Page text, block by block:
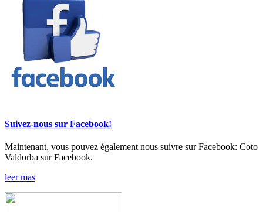
Suivez-nous sur Facebook!
Maintenant, vous pouvez également nous suivre sur Facebook: Coto
Valdorba sur Facebook.
leer mas